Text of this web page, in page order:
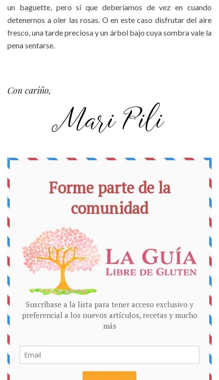
un baguette, pero sí que deberíamos de vez en cuando
detenernos a oler las rosas. O en este caso disfrutar del aire
fresco, una tarde preciosa y un árbol bajo cuya sombra vale la
pena sentarse.
Con cariño,